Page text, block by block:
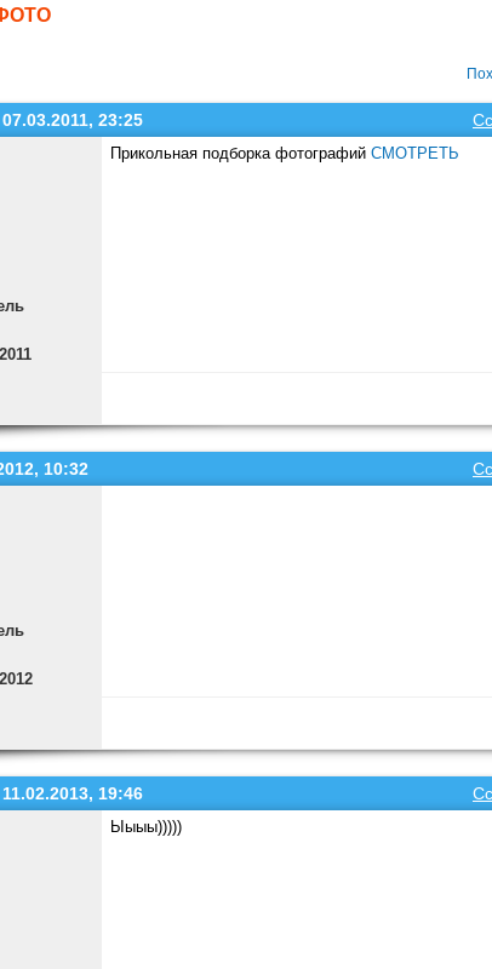
23:25
Прикольная подборка фотографий СМОТРЕТЬ
10:32
19:46
Ыыыы)))))